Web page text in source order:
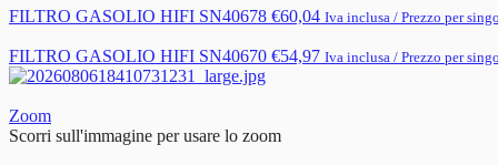
FILTRO GASOLIO HIFI SN40678 €60,04 Iva inclusa / Prezzo per
FILTRO GASOLIO HIFI SN40670 €54,97 Iva inclusa / Prezzo per
Zoom
Scorri sull'immagine per usare lo zoom